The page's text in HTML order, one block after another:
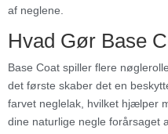
af neglene.
Hvad Gør Base
Base Coat spiller flere
det første skaber det en
farvet neglelak, hvilket hjælper
dine naturlige negle forårsaget